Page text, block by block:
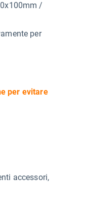
/
per
per evitare
accessori,